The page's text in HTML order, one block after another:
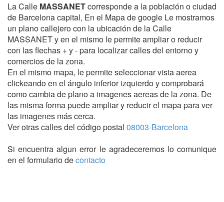
La Calle MASSANETcorresponde a la población o ciudad
de Barcelona capital, En el Mapa de google Le mostramos
un plano callejero con la ubicación de la Calle
MASSANET y en el mismo le permite ampliar o reducir
con las flechas + y - para localizar calles del entorno y
comercios de la zona.
En el mismo mapa, le permite seleccionar vista aerea
clickeando en el ángulo inferior izquierdo y comprobará
como cambia de plano a imagenes aereas de la zona. De
las misma forma puede ampliar y reducir el mapa para ver
las imagenes más cerca.
Ver otras calles del código postal 08003-Barcelona
Si encuentra algun error le agradeceremos lo comunique
en el formulario decontacto